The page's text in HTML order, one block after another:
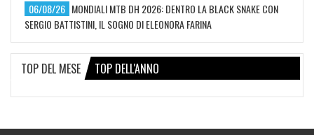
06/08/26 MONDIALI MTB DH 2026: DENTRO LA BLACK SNAKE CON
SERGIO BATTISTINI, IL SOGNO DI ELEONORA FARINA
TOP DEL MESE TOP DELL'ANNO